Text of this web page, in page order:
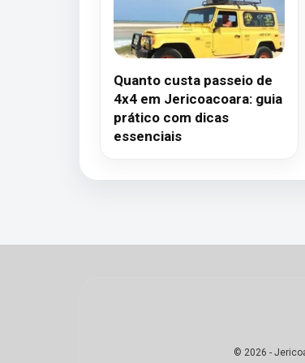
Quanto custa passeio de
4x4 em Jericoacoara: guia
prático com dicas
essenciais
© 2026 -